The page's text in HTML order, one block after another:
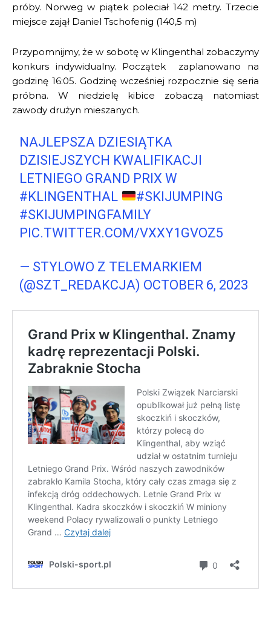
próby. Norweg w piątek poleciał 142 metry. Trzecie
miejsce zajął Daniel Tschofenig (140,5 m)
Przypomnijmy, że w sobotę w Klingenthal zobaczymy
konkurs indywidualny. Początek zaplanowano na
godzinę 16:05. Godzinę wcześniej rozpocznie się seria
próbna. W niedzielę kibice zobaczą natomiast
zawody drużyn mieszanych.
NAJLEPSZA DZIESIĄTKA
DZISIEJSZYCH KWALIFIKACJI
LETNIEGO GRAND PRIX W
#KLINGENTHAL
#SKIJUMPING
#SKIJUMPINGFAMILY
PIC.TWITTER.COM/VXXY1GVOZ5
— STYLOWO Z TELEMARKIEM
(@SZT_REDAKCJA) OCTOBER 6, 2023